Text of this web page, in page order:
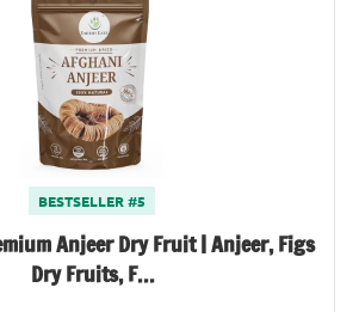
BESTSELLER #5
Anjeer Dry Fruit | Anjeer, Figs
Dry Fruits, F…